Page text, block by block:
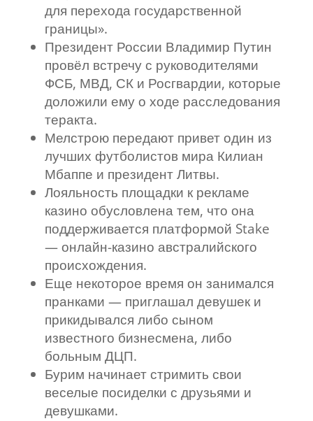
для перехода государственной
границы».
Президент России Владимир Путин
провёл встречу с руководителями
ФСБ, МВД, СК и Росгвардии, которые
доложили ему о ходе расследования
теракта.
Мелстрою передают привет один из
лучших футболистов мира Килиан
Мбаппе и президент Литвы.
Лояльность площадки к рекламе
казино обусловлена тем, что она
поддерживается платформой Stake
— онлайн-казино австралийского
происхождения.
Еще некоторое время он занимался
пранками — приглашал девушек и
прикидывался либо сыном
известного бизнесмена, либо
больным ДЦП.
Бурим начинает стримить свои
веселые посиделки с друзьями и
девушками.